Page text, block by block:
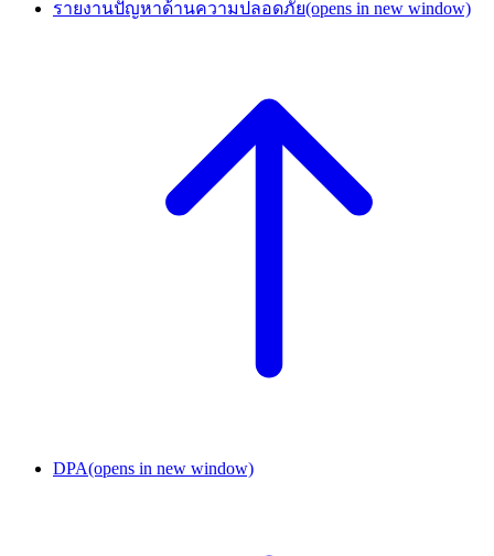
รายงานปัญหาด้านความปลอดภัย(opens in new window)
DPA(opens in new window)